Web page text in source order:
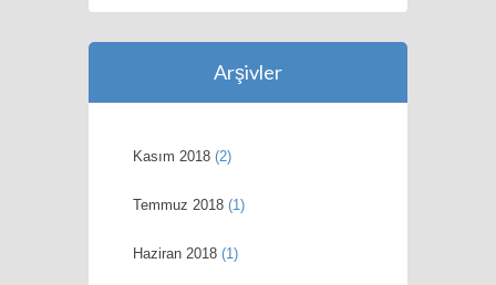
Arşivler
Kasım 2018 (2)
Temmuz 2018 (1)
Haziran 2018 (1)